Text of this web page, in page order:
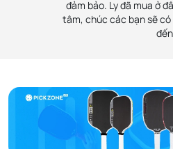
tình. Sẽ ủng hộ các bạn
lâu dài!
ủng hộ lâu dài.
đảm bảo. Ly đã mua ở
tâm, chúc các bạn sẽ